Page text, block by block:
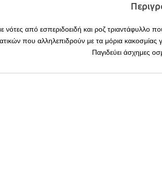
από εσπεριδοειδή και ροζ τριαντάφυλλο
που αλληλεπιδρούν με τα μόρια κακοσμίας
Παγιδεύει άσχημες